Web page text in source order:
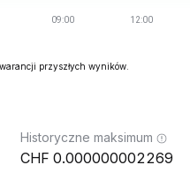
przyszłych wyników.
Historyczne maksimum
0.000000002269